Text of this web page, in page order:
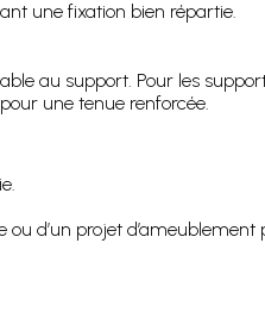
une fixation bien répartie.
au support. Pour les
une tenue renforcée.
d’un projet d’ameublement